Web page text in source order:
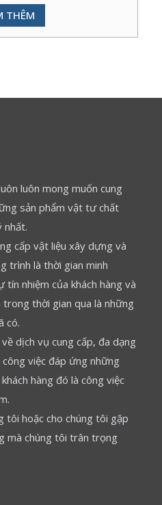
THÊM
luôn mong muốn cung
sản phẩm vật tư chất
nhất.
cấp vật liệu xây dựng và
trình là thời gian minh
nhiệm của khách hàng và
thời gian qua là những
có.
dịch vụ cung cấp, đa dạng
việc đáp ứng những
hàng đó là công việc
tôi hoặc cho chúng tôi gặp
mà chúng tôi trân trọng